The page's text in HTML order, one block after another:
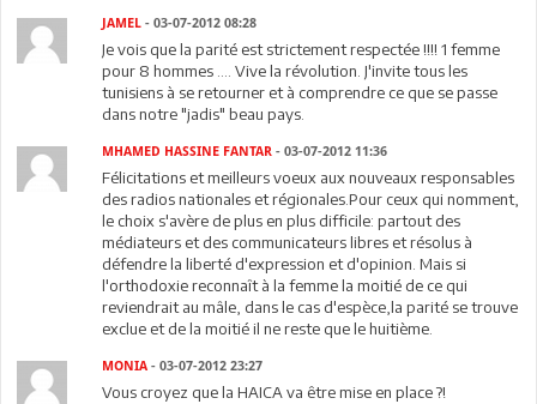
JAMEL - 03-07-2012 08:28
Je vois que la parité est strictement respectée !!!! 1 femme
pour 8 hommes .... Vive la révolution. J'invite tous les
tunisiens à se retourner et à comprendre ce que se passe
dans notre "jadis" beau pays.
MHAMED HASSINE FANTAR - 03-07-2012 11:36
Félicitations et meilleurs voeux aux nouveaux responsables
des radios nationales et régionales.Pour ceux qui nomment,
le choix s'avère de plus en plus difficile: partout des
médiateurs et des communicateurs libres et résolus à
défendre la liberté d'expression et d'opinion. Mais si
l'orthodoxie reconnaît à la femme la moitié de ce qui
reviendrait au mâle, dans le cas d'espèce,la parité se trouve
exclue et de la moitié il ne reste que le huitième.
MONIA - 03-07-2012 23:27
Vous croyez que la HAICA va être mise en place ?!